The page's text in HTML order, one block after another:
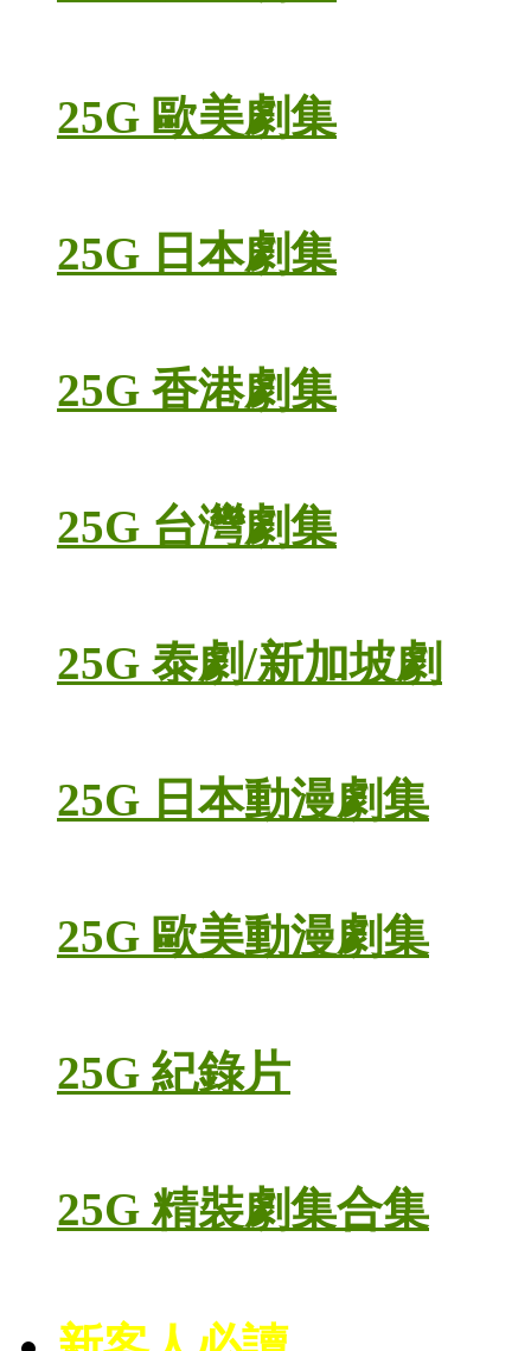
25G 歐美劇集
25G 日本劇集
25G 香港劇集
25G 台灣劇集
25G 泰劇/新加坡劇
25G 日本動漫劇集
25G 歐美動漫劇集
25G 紀錄片
25G 精裝劇集合集